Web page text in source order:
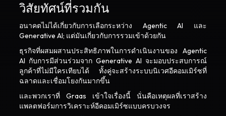
วิสัยทัศน์ที่รวมกัน
อนาคตไม่ได้เกี่ยวกับการเลือกระหว่าง Agentic AI และ
Generative AI; แต่มันเกี่ยวกับการรวมเข้าด้วยกัน
ธุรกิจที่ผสมผสานประสิทธิภาพในการดำเนินงานของ Agentic
AI กับการมีส่วนร่วมจาก Generative AI จะมอบประสบการณ์
ลูกค้าที่ไม่มีใครเทียบได้ ทั้งคู่จะสร้างระบบนิเวศอีคอมเมิร์ซที่
ฉลาดและเชื่อมโยงกันมากขึ้น
และพวกเราที่ Graas เข้าใจเรื่องนี้ นั่นคือเหตุผลที่เราสร้าง
แพลตฟอร์มการวิเคราะห์อีคอมเมิร์ซแบบครบวงจร